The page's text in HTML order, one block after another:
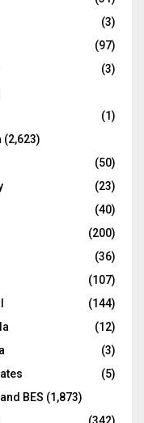
(3)
(97)
(3)
(1)
(2,623)
(50)
(23)
(40)
(200)
(36)
(107)
(144)
(12)
(3)
(5)
BES (1,873)
(342)